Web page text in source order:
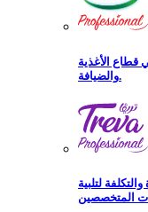
قطاع الأغذية
والضيافة.
لتلبية